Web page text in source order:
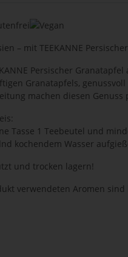
– mit TEEKANNE
Persischer
Granatapfels,
machen diesen Genuss
Tasse 1 Teebeutel und
kochendem Wasser
und trocken lagern!
verwendeten Aromen